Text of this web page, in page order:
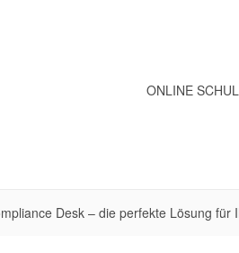
ONLINE
Desk – die perfekte Lösung für